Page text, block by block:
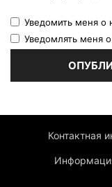
Уведомить меня о
Уведомлять меня
Контактная